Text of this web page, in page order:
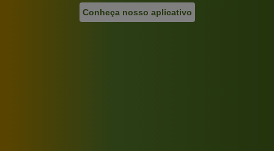
Conheça nosso aplicativo